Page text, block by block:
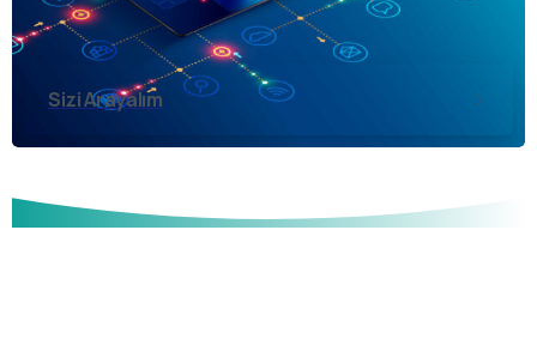
Sizi Arayalım